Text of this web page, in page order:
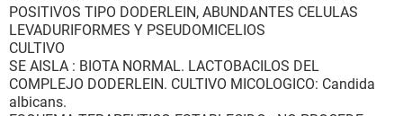
POSITIVOS TIPO DODERLEIN, ABUNDANTES CELULAS
LEVADURIFORMES Y PSEUDOMICELIOS
CULTIVO
SE AISLA : BIOTA NORMAL. LACTOBACILOS DEL
COMPLEJO DODERLEIN. CULTIVO MICOLOGICO: Candida
albicans.